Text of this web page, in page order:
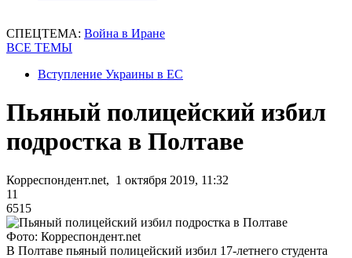
СПЕЦТЕМА: Война в Иране
ВСЕ ТЕМЫ
Вступление Украины в ЕС
Пьяный полицейский избил
подростка в Полтаве
Корреспондент.net, 1 октября 2019, 11:32
11
6515
Фото: Корреспондент.net
В Полтаве пьяный полицейский избил 17-летнего студента